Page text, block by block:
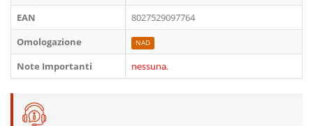
EAN
8027529097764
Omologazione
NAD
Note Importanti nessuna.